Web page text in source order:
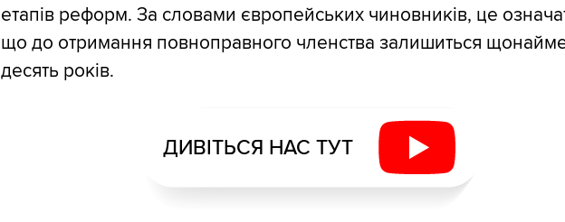
етапів реформ. За словами європейських чиновників, це
що до отримання повноправного членства залишиться
десять років.
ДИВІТЬСЯ НАС ТУТ